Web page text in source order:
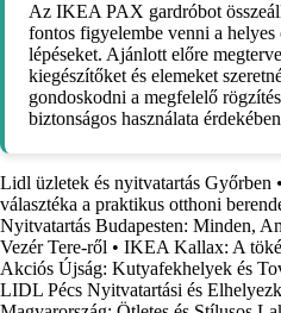
Az IKEA PAX gardróbot
fontos figyelembe venni a helyes
lépéseket. Ajánlott előre
kiegészítőket és elemeket
gondoskodni a megfelelő
biztonságos használata
Lidl üzletek és nyitvatartás Győrben •
választéka a praktikus otthoni
Nyitvatartás Budapesten: Minden,
Vezér Tere-ről • IKEA Kallax: A
Akciós Újság: Kutyafekhelyek és
LIDL Pécs Nyitvatartási és